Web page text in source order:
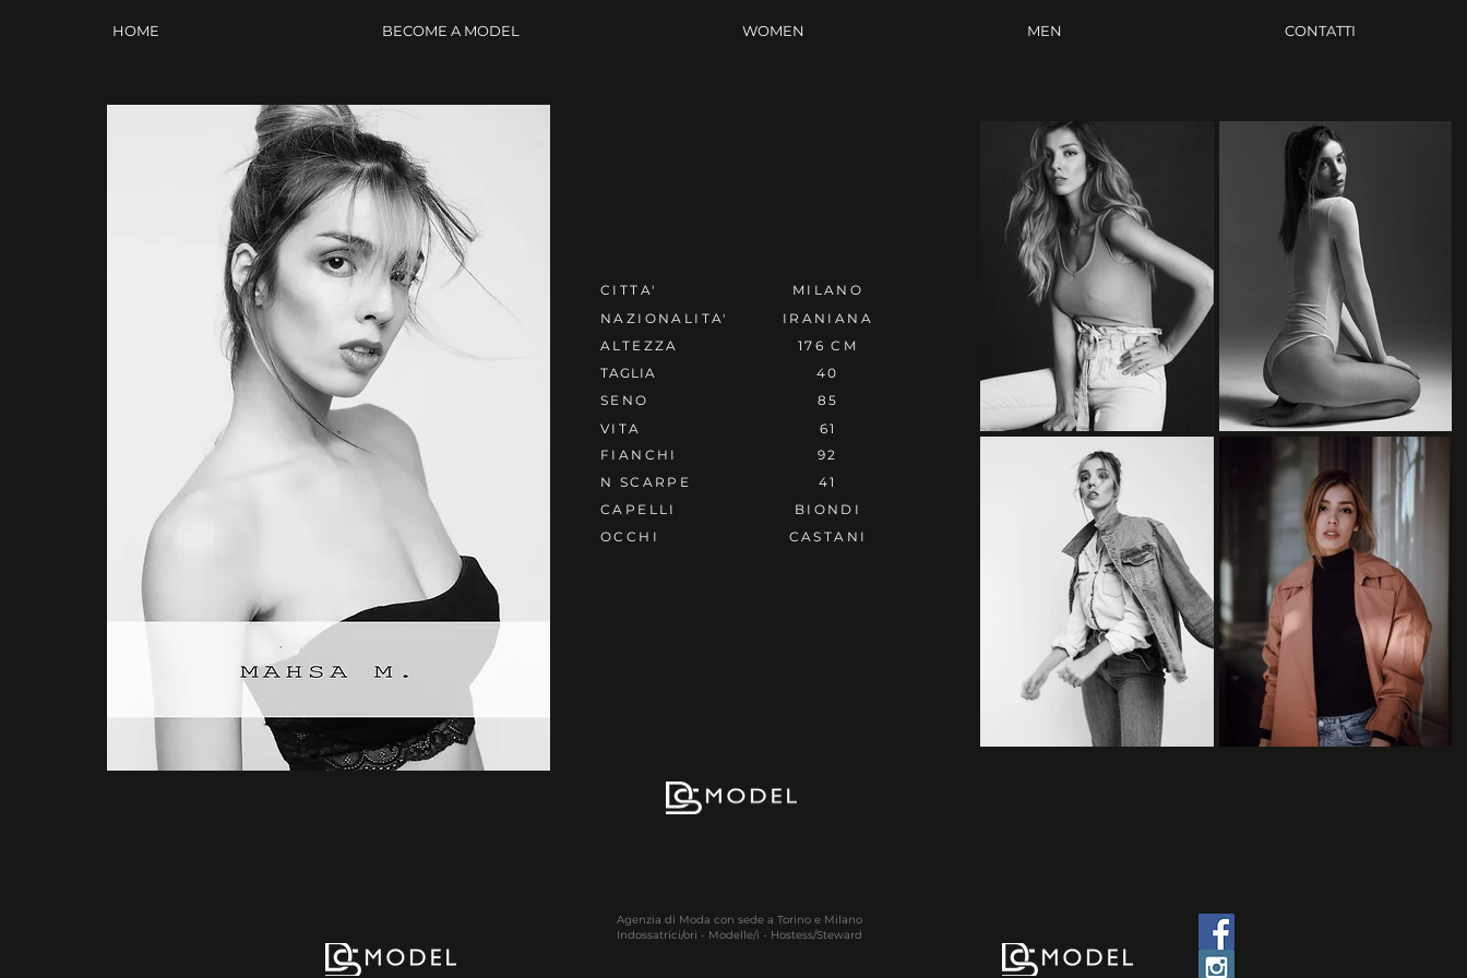
HOME BECOME A MODEL WOMEN MEN CONTATTI
IRANIANA
176 CM
40
85
61
92
41
BIONDI
CASTANI
MILANO
NAZIONALITA'
ALTEZZA
TAGLIA
SENO
VITA
FIANCHI
N SCARPE
CAPELLI
OCCHI
CITTA'
Agenzia di Moda con sede a Torino e Milano
Indossatrici/ori - Modelle/i - Hostess/Steward